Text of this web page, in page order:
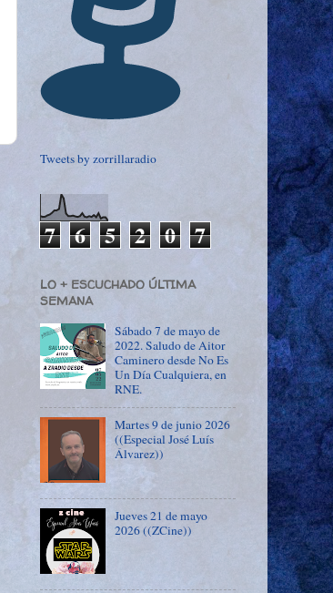
Tweets by zorrillaradio
7 6 5 2 0 7
LO + ESCUCHADO ÚLTIMA
SEMANA
Sábado 7 de mayo de
2022. Saludo de Aitor
Caminero desde No Es
Un Día Cualquiera, en
RNE.
Martes 9 de junio 2026
((Especial José Luís
Álvarez))
Jueves 21 de mayo
2026 ((ZCine))